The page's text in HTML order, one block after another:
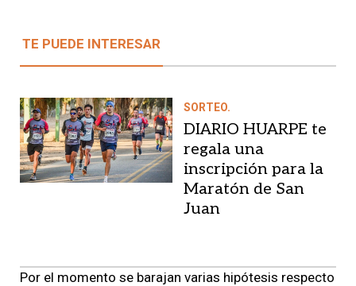
TE PUEDE INTERESAR
SORTEO.
DIARIO HUARPE te
regala una
inscripción para la
Maratón de San
Juan
Por el momento se barajan varias hipótesis respecto